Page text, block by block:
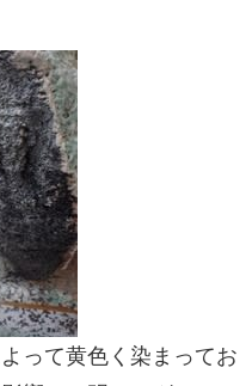
って黄色く染まってお